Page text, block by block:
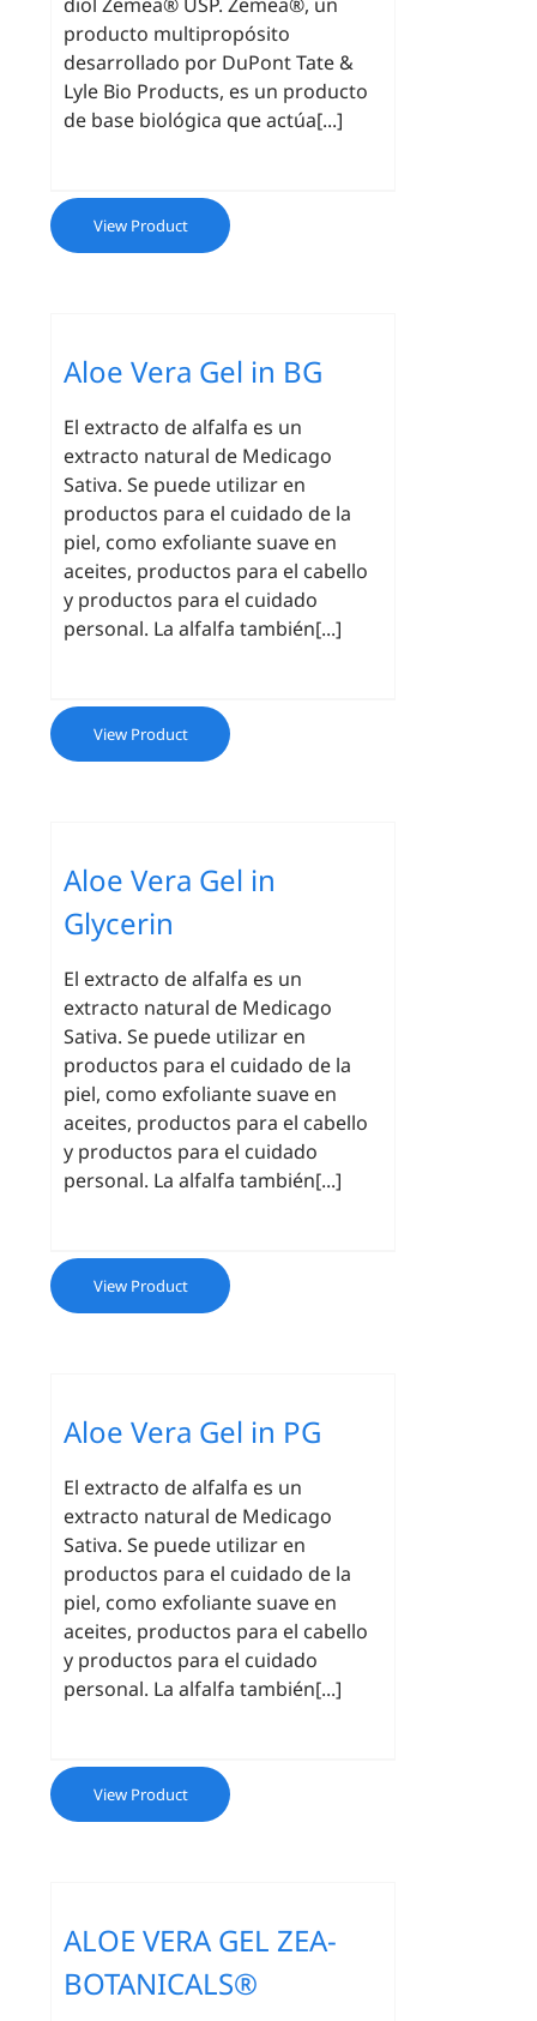
producto multipropósito
desarrollado por DuPont Tate &
Lyle Bio Products, es un producto
de base biológica que actúa[...]
View Product
Aloe Vera Gel in BG
El extracto de alfalfa es un
extracto natural de Medicago
Sativa. Se puede utilizar en
productos para el cuidado de la
piel, como exfoliante suave en
aceites, productos para el cabello
y productos para el cuidado
personal. La alfalfa también[...]
View Product
Aloe Vera Gel in
Glycerin
El extracto de alfalfa es un
extracto natural de Medicago
Sativa. Se puede utilizar en
productos para el cuidado de la
piel, como exfoliante suave en
aceites, productos para el cabello
y productos para el cuidado
personal. La alfalfa también[...]
View Product
Aloe Vera Gel in PG
El extracto de alfalfa es un
extracto natural de Medicago
Sativa. Se puede utilizar en
productos para el cuidado de la
piel, como exfoliante suave en
aceites, productos para el cabello
y productos para el cuidado
personal. La alfalfa también[...]
View Product
ALOE VERA GEL ZEA-
BOTANICALS®